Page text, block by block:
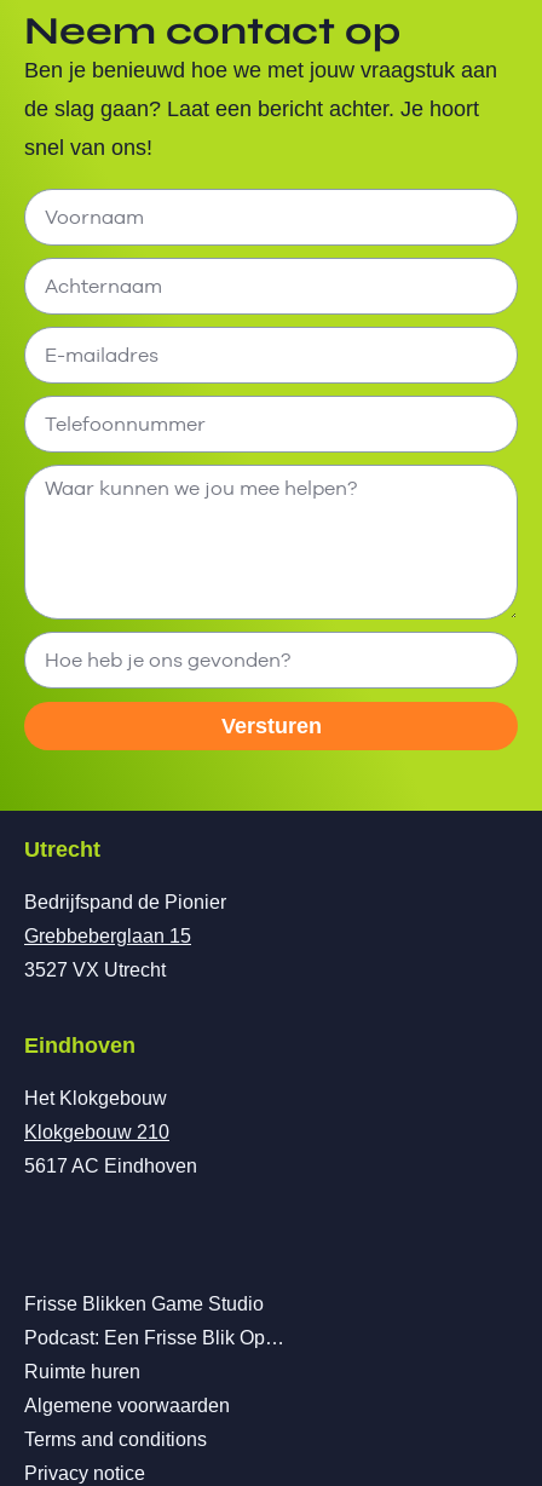
Neem contact op
Ben je benieuwd hoe we met jouw vraagstuk aan
de slag gaan? Laat een bericht achter. Je hoort
snel van ons!
Versturen
Utrecht
Bedrijfspand de Pionier
Grebbeberglaan 15
3527 VX Utrecht
Eindhoven
Het Klokgebouw
Klokgebouw 210
5617 AC Eindhoven
Frisse Blikken Game Studio
Podcast: Een Frisse Blik Op…
Ruimte huren
Algemene voorwaarden
Terms and conditions
Privacy notice